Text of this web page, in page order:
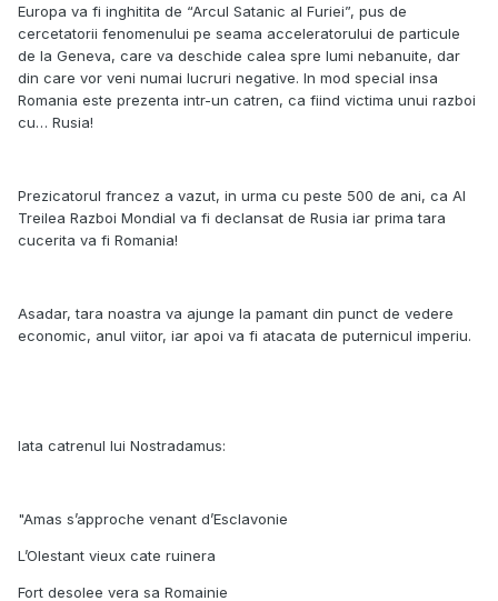
Europa va fi inghitita de “Arcul Satanic al Furiei”, pus de
cercetatorii fenomenului pe seama acceleratorului de particule
de la Geneva, care va deschide calea spre lumi nebanuite, dar
din care vor veni numai lucruri negative. In mod special insa
Romania este prezenta intr-un catren, ca fiind victima unui razboi
cu… Rusia!
Prezicatorul francez a vazut, in urma cu peste 500 de ani, ca Al
Treilea Razboi Mondial va fi declansat de Rusia iar prima tara
cucerita va fi Romania!
Asadar, tara noastra va ajunge la pamant din punct de vedere
economic, anul viitor, iar apoi va fi atacata de puternicul imperiu.
Iata catrenul lui Nostradamus:
"Amas s’approche venant d’Esclavonie
L’Olestant vieux cate ruinera
Fort desolee vera sa Romainie